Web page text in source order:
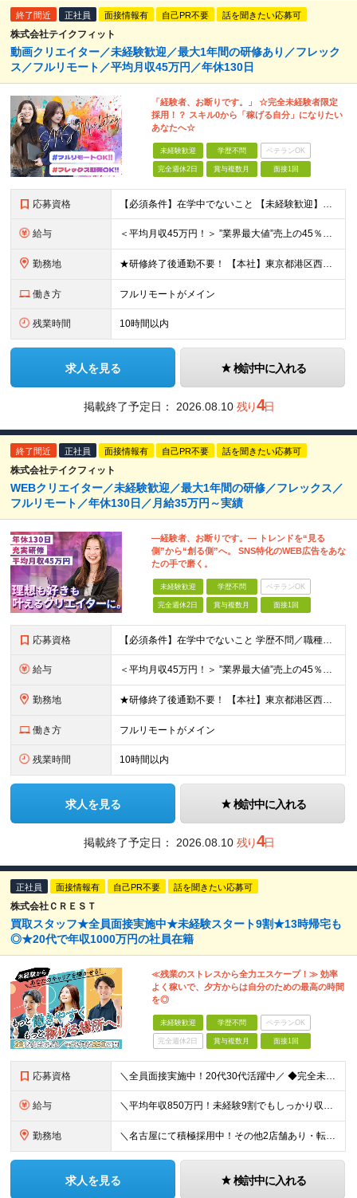
終了間近 正社員 面接情報有 自己PR不要 話を聞きたい応募可
株式会社テイクフィット
動画クリエイター／未経験歓迎／最大1年間の研修あり／フレック
ス／フルリモート／平均月収45万円／年休130日
「経験者、お断りです。」 ☆完全未経験者限定
採用！？ スキル0から「稼げる自分」になりたい
あなたへ☆
未経験歓迎 学歴不問 ベテランOK
完全週休2日 賞与複数月 面接1回
応募資格 【必須条件】在学中でないこと 【未経験歓迎】学歴不問／職種未経験／業種未経験／第二新卒／ブランクOK ★未経験歓迎 ★第二新卒歓迎 ★異業種からの入社メンバー95％以上 ★学歴・経験不問 ★主夫・主
給与 ＜平均月収45万円！＞ ”業界最大値”売上の45％以上をそのまま支給。 ■研修期間後 月給25万円～75万円＋各種インセンティブ □研修期間 月給23.5万円＋PRインセンティブ（売上の45％還元
勤務地 ★研修終了後通勤不要！ 【本社】東京都港区西麻布1-2-14デュオ・スカーラ西麻布タワーウエスト 602号室 【品川支社】東京都品川区西五反田5-23-3BLOCKS目黒不動前3階 【大阪支社】大阪
働き方 フルリモートがメイン
残業時間 10時間以内
求人を見る 検討中に入れる
掲載終了予定日： 2026.08.10 残り4日
終了間近 正社員 面接情報有 自己PR不要 話を聞きたい応募可
株式会社テイクフィット
WEBクリエイター／未経験歓迎／最大1年間の研修／フレックス／
フルリモート／年休130日／月給35万円～実績
―経験者、お断りです。― トレンドを“見る
側”から“創る側”へ。 SNS特化のWEB広告をあな
たの手で磨く。
未経験歓迎 学歴不問 ベテランOK
完全週休2日 賞与複数月 面接1回
応募資格 【必須条件】在学中でないこと 学歴不問／職種未経験／業種未経験／社会人未経験／第二新卒／ブランクOK ◎応募時に特別な経験やスキルは必要ありません。 意欲・人柄重視の採用です！ ＼こんなあなた
給与 ＜平均月収45万円！＞ ”業界最大値”売上の45％以上をそのまま支給。 月給25万円以上＋インセンティブ ※研修後、月給35万円スタートの実績あり！ ◎経験・能力を考慮し決定します。 ◎頑張りに応じ
勤務地 ★研修終了後通勤不要！ 【本社】東京都港区西麻布1-2-14デュオ・スカーラ西麻布タワーウエスト 602号室 【品川支社】東京都品川区西五反田5-23-3BLOCKS目黒不動前3階 【大阪支社】大阪
働き方 フルリモートがメイン
残業時間 10時間以内
求人を見る 検討中に入れる
掲載終了予定日： 2026.08.10 残り4日
正社員 面接情報有 自己PR不要 話を聞きたい応募可
株式会社ＣＲＥＳＴ
買取スタッフ★全員面接実施中★未経験スタート9割★13時帰宅も
◎★20代で年収1000万円の社員在籍
≪残業のストレスから全力エスケープ！≫ 効率
よく稼いで、夕方からは自分のための最高の時間
を◎
未経験歓迎 学歴不問 ベテランOK
完全週休2日 賞与複数月 面接1回
応募資格 ＼全員面接実施中！20代30代活躍中／ ◆完全未経験歓迎 ◆学歴不問 経歴や学歴は一切不問！「やってみたい！」という意欲をお持ちの方を歓迎しています！ ＜こんな方をお待ちしております！＞ ◎今の労
給与 ＼平均年収850万円！未経験9割でもしっかり収入UP！／ 【平均月収35万円＋高還元賞与あり】 月給27万円～35万円＋賞与年3回＋各種インセンティブ ※固定残業代（月42時間分・6万5000円
勤務地 ＼名古屋にて積極採用中！その他2店舗あり・転勤なし◎／ 雇用元は当社となりますが、 株式会社アップテンポにて勤務いただきます！ ★各店舗、当社の社員が10名ほど活躍しています◎ ＜名古屋支店＞ 愛
求人を見る 検討中に入れる